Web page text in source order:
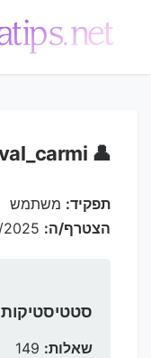
👤 yuval_carmi
תפקיד: משתמש
הצטרף/ה:
סטטיסטיקות
שאלות: